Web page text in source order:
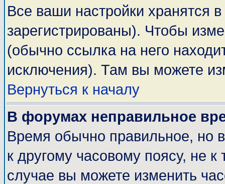
Все ваши настройки хранятся
зарегистрированы). Чтобы
(обычно ссылка на него
исключения). Там вы можете
Вернуться к началу
В форумах неправильное
Время обычно правильное, но
к другому часовому поясу, не
случае вы можете изменить